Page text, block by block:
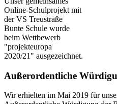
Online-Schulprojekt mit
der VS Treustraße
Bunte Schule wurde
beim Wettbewerb
"projekteuropa
2020/21" ausgezeichnet.
Außerordentliche
Wir erhielten im Mai 2019 für